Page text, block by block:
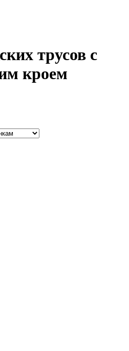
трусов с
кроем